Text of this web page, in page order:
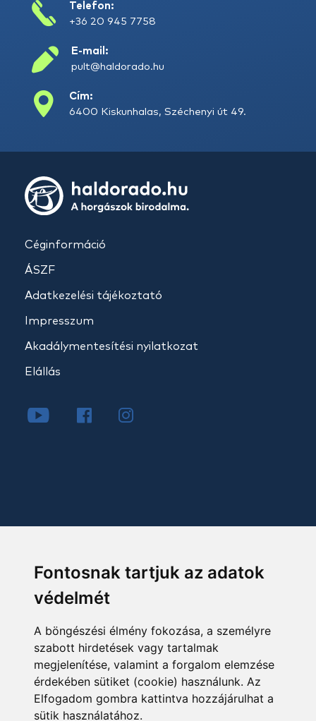
Fontosnak tartjuk az adatok
védelmét
A böngészési élmény fokozása, a személyre
szabott hirdetések vagy tartalmak
megjelenítése, valamint a forgalom elemzése
érdekében sütiket (cookie) használunk. Az
Elfogadom gombra kattintva hozzájárulhat a
sütik használatához.
Telefon:
+36 20 945 7758
E-mail:
pult@haldorado.hu
Cím:
6400 Kiskunhalas, Széchenyi út 49.
Céginformáció
ÁSZF
Adatkezelési tájékoztató
Impresszum
Akadálymentesítési nyilatkozat
Elállás